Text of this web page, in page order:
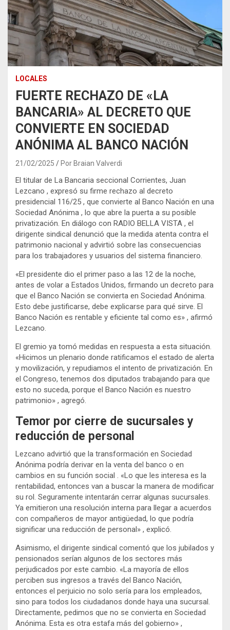
LOCALES
FUERTE RECHAZO DE «LA
BANCARIA» AL DECRETO QUE
CONVIERTE EN SOCIEDAD
ANÓNIMA AL BANCO NACIÓN
21/02/2025 Por Braian Valverdi
El titular de La Bancaria seccional Corrientes, Juan
Lezcano , expresó su firme rechazo al decreto
presidencial 116/25 , que convierte al Banco Nación en una
Sociedad Anónima , lo que abre la puerta a su posible
privatización. En diálogo con RADIO BELLA VISTA , el
dirigente sindical denunció que la medida atenta contra el
patrimonio nacional y advirtió sobre las consecuencias
para los trabajadores y usuarios del sistema financiero.
«El presidente dio el primer paso a las 12 de la noche,
antes de volar a Estados Unidos, firmando un decreto para
que el Banco Nación se convierta en Sociedad Anónima.
Esto debe justificarse, debe explicarse para qué sirve. El
Banco Nación es rentable y eficiente tal como es» , afirmó
Lezcano.
El gremio ya tomó medidas en respuesta a esta situación.
«Hicimos un plenario donde ratificamos el estado de alerta
y movilización, y repudiamos el intento de privatización. En
el Congreso, tenemos dos diputados trabajando para que
esto no suceda, porque el Banco Nación es nuestro
patrimonio» , agregó.
Temor por cierre de sucursales y
reducción de personal
Lezcano advirtió que la transformación en Sociedad
Anónima podría derivar en la venta del banco o en
cambios en su función social . «Lo que les interesa es la
rentabilidad, entonces van a buscar la manera de modificar
su rol. Seguramente intentarán cerrar algunas sucursales.
Ya emitieron una resolución interna para llegar a acuerdos
con compañeros de mayor antigüedad, lo que podría
significar una reducción de personal» , explicó.
Asimismo, el dirigente sindical comentó que los jubilados y
pensionados serían algunos de los sectores más
perjudicados por este cambio. «La mayoría de ellos
perciben sus ingresos a través del Banco Nación,
entonces el perjuicio no solo sería para los empleados,
sino para todos los ciudadanos donde haya una sucursal.
Directamente, pedimos que no se convierta en Sociedad
Anónima. Esta es otra estafa más del gobierno» ,